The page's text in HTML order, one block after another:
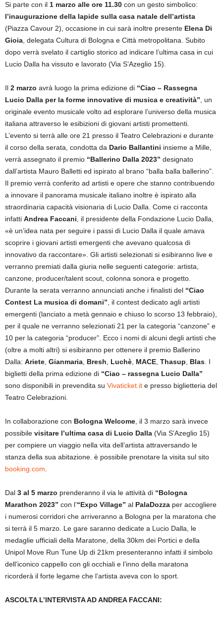
Si parte con il 1 marzo alle ore 11.30 con un gesto simbolico:
l’inaugurazione della lapide sulla casa natale dell’artista
(Piazza Cavour 2), occasione in cui sarà inoltre presente Elena Di
Gioia, delegata Cultura di Bologna e Città metropolitana. Subito
dopo verrà svelato il cartiglio storico ad indicare l’ultima casa in cui
Lucio Dalla ha vissuto e lavorato (Via S’Azeglio 15).
Il 2 marzo avrà luogo la prima edizione di “Ciao – Rassegna
Lucio Dalla per la forme innovative di musica e creatività”, un
originale evento musicale volto ad esplorare l’universo della musica
italiana attraverso le esibizioni di giovani artisti promettenti.
L’evento si terrà alle ore 21 presso il Teatro Celebrazioni e durante
il corso della serata, condotta da Dario Ballantini insieme a Mille,
verrà assegnato il premio “Ballerino Dalla 2023” designato
dall’artista Mauro Balletti ed ispirato al brano “balla balla ballerino”.
Il premio verrà conferito ad artisti e opere che stanno contribuendo
a innovare il panorama musicale italiano inoltre è ispirato alla
straordinaria capacità visionaria di Lucio Dalla. Come ci racconta
infatti Andrea Faccani, il presidente della Fondazione Lucio Dalla,
«è un’idea nata per seguire i passi di Lucio Dalla il quale amava
scoprire i giovani artisti emergenti che avevano qualcosa di
innovativo da raccontare». Gli artisti selezionati si esibiranno live e
verranno premiati dalla giuria nelle seguenti categorie: artista,
canzone, producer/talent scout, colonna sonora e progetto.
Durante la serata verranno annunciati anche i finalisti del “Ciao
Contest La musica di domani”, il contest dedicato agli artisti
emergenti (lanciato a metà gennaio e chiuso lo scorso 13 febbraio),
per il quale ne verranno selezionati 21 per la categoria “canzone” e
10 per la categoria “producer”. Ecco i nomi di alcuni degli artisti che
(oltre a molti altri) si esibiranno per ottenere il premio Ballerino
Dalla: Ariete, Gianmaria, Bresh, Luchè, MACE, Thasup, Blas. I
biglietti della prima edizione di “Ciao – rassegna Lucio Dalla”
sono disponibili in prevendita su Vivaticket.it e presso biglietteria del
Teatro Celebrazioni.
In collaborazione con Bologna Welcome, il 3 marzo sarà invece
possibile visitare l’ultima casa di Lucio Dalla (Via S’Azeglio 15)
per compiere un viaggio nella vita dell’artista attraversando le
stanza della sua abitazione. è possibile prenotare la visita sul sito
booking.com.
Dal 3 al 5 marzo prenderanno il via le attività di “Bologna
Marathon 2023” con l’“Expo Village” al PalaDozza per accogliere
i numerosi corridori che arriveranno a Bologna per la maratona che
si terrà il 5 marzo. Le gare saranno dedicate a Lucio Dalla, le
medaglie ufficiali della Maratone, della 30km dei Portici e della
Unipol Move Run Tune Up di 21km presenteranno infatti il simbolo
dell’iconico cappello con gli occhiali e l’inno della maratona
ricorderà il forte legame che l’artista aveva con lo sport.
ASCOLTA L’INTERVISTA AD ANDREA FACCANI: